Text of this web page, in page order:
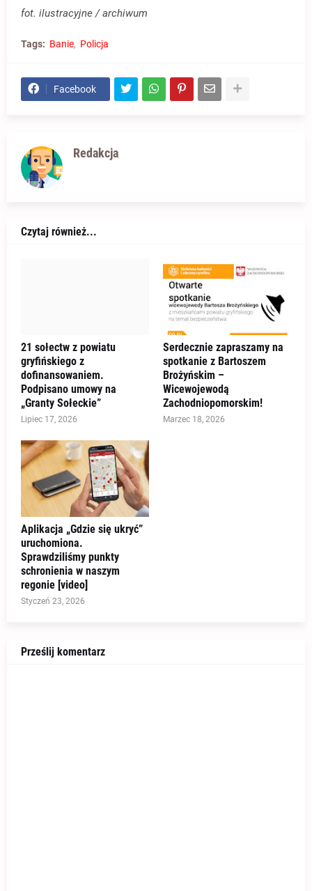
fot. ilustracyjne / archiwum
Tags: Banie Policja
Facebook
Redakcja
Czytaj również...
21 sołectw z powiatu
gryfińskiego z
dofinansowaniem.
Podpisano umowy na
„Granty Sołeckie”
Lipiec 17, 2026
Serdecznie zapraszamy na
spotkanie z Bartoszem
Brożyńskim –
Wicewojewodą
Zachodniopomorskim!
Marzec 18, 2026
Aplikacja „Gdzie się ukryć”
uruchomiona.
Sprawdziliśmy punkty
schronienia w naszym
regonie [video]
Styczeń 23, 2026
Prześlij komentarz